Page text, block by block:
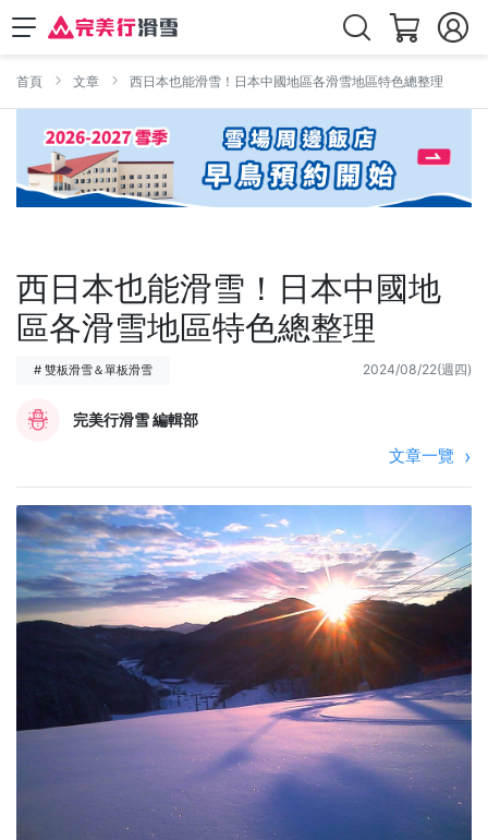
首頁 文章 西日本也能滑雪！日本中國地區各滑雪地區特色總整理
西日本也能滑雪！日本中國地
區各滑雪地區特色總整理
# 雙板滑雪＆單板滑雪 2024/08/22(週四)
完美行滑雪 編輯部
文章一覽